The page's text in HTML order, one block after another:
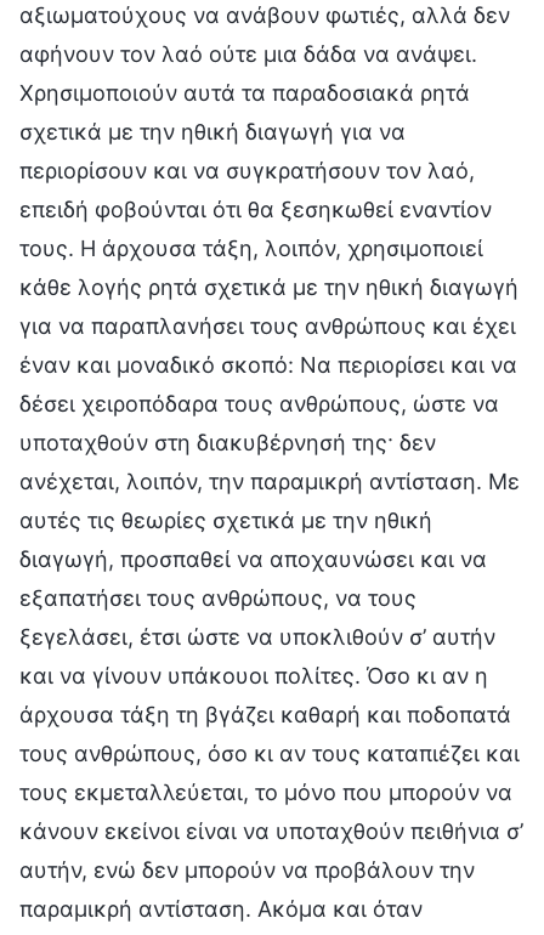
αξιωματούχους να ανάβουν φωτιές, αλλά δεν
αφήνουν τον λαό ούτε μια δάδα να ανάψει.
Χρησιμοποιούν αυτά τα παραδοσιακά ρητά
σχετικά με την ηθική διαγωγή για να
περιορίσουν και να συγκρατήσουν τον λαό,
επειδή φοβούνται ότι θα ξεσηκωθεί εναντίον
τους. Η άρχουσα τάξη, λοιπόν, χρησιμοποιεί
κάθε λογής ρητά σχετικά με την ηθική διαγωγή
για να παραπλανήσει τους ανθρώπους και έχει
έναν και μοναδικό σκοπό: Να περιορίσει και να
δέσει χειροπόδαρα τους ανθρώπους, ώστε να
υποταχθούν στη διακυβέρνησή της· δεν
ανέχεται, λοιπόν, την παραμικρή αντίσταση. Με
αυτές τις θεωρίες σχετικά με την ηθική
διαγωγή, προσπαθεί να αποχαυνώσει και να
εξαπατήσει τους ανθρώπους, να τους
ξεγελάσει, έτσι ώστε να υποκλιθούν σ’ αυτήν
και να γίνουν υπάκουοι πολίτες. Όσο κι αν η
άρχουσα τάξη τη βγάζει καθαρή και ποδοπατά
τους ανθρώπους, όσο κι αν τους καταπιέζει και
τους εκμεταλλεύεται, το μόνο που μπορούν να
κάνουν εκείνοι είναι να υποταχθούν πειθήνια σ’
αυτήν, ενώ δεν μπορούν να προβάλουν την
παραμικρή αντίσταση. Ακόμα και όταν